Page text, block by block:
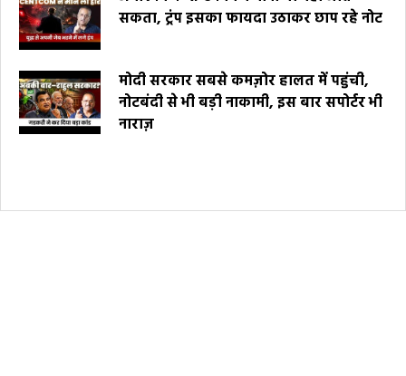
सकता, ट्रंप इसका फायदा उठाकर छाप रहे नोट
मोदी सरकार सबसे कमज़ोर हालत में पहुंची,
नोटबंदी से भी बड़ी नाकामी, इस बार सपोर्टर भी
नाराज़